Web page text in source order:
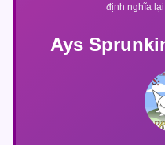
Ays
định nghĩa